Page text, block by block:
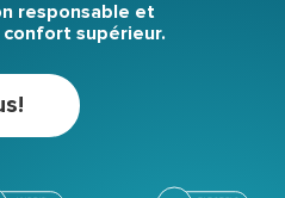
responsable et
confort supérieur.